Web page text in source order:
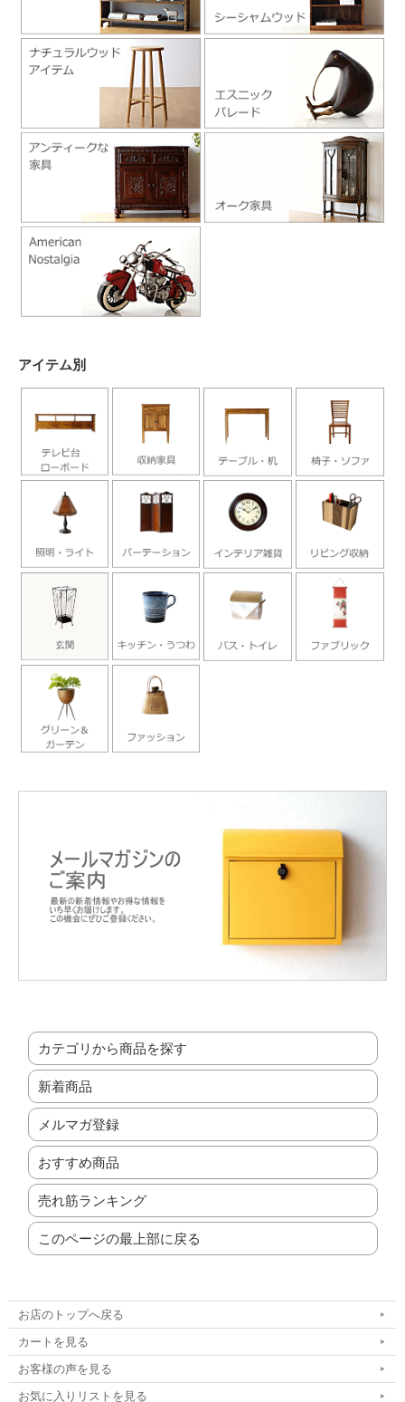
アイテム別
カテゴリから商品を探す
新着商品
メルマガ登録
おすすめ商品
売れ筋ランキング
このページの最上部に戻る
お店のトップへ戻る
カートを見る
お客様の声を見る
お気に入りリストを見る